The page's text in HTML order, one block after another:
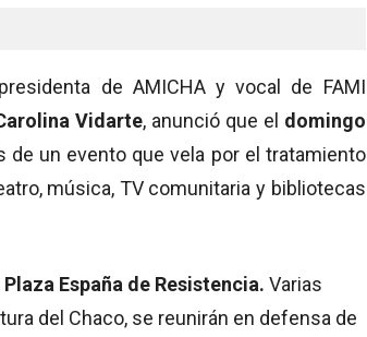
de AMICHA y vocal de FAMI
Vidarte, anunció que el domingo
de un evento que vela por el tratamiento
música, TV comunitaria y bibliotecas
Plaza España de Resistencia. Varias
del Chaco, se reunirán en defensa de